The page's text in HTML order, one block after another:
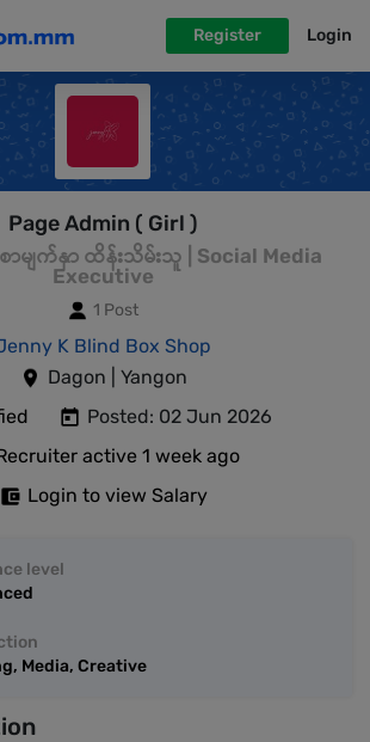
Register Login
Page Admin ( Girl )
မျက်နှာ ထိန်းသိမ်းသူ | Social Media
Executive
1 Post
K Blind Box Shop
Dagon | Yangon
Posted: 02 Jun 2026
active 1 week ago
Login to view Salary
level
Media, Creative